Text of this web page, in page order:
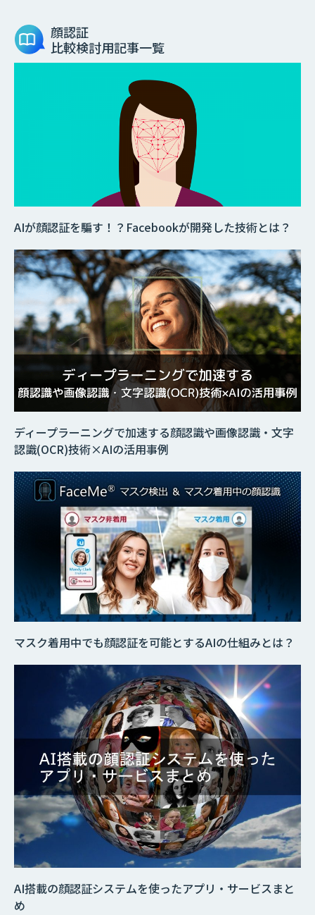
顔認証
比較検討用記事一覧
AIが顔認証を騙す！？Facebookが開発した技術とは？
ディープラーニングで加速する顔認識や画像認識・文字
認識(OCR)技術×AIの活用事例
AI搭載の顔認証システムを使ったアプリ・サービスまと
め
マスク着用中でも顔認証を可能とするAIの仕組みとは？